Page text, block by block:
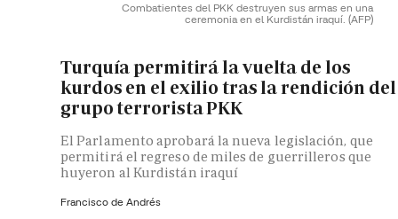
Combatientes del PKK destruyen sus armas en una
ceremonia en el Kurdistán iraquí. (AFP)
Turquía permitirá la vuelta de los
kurdos en el exilio tras la rendición del
grupo terrorista PKK
El Parlamento aprobará la nueva legislación, que
permitirá el regreso de miles de guerrilleros que
huyeron al Kurdistán iraquí
Francisco de Andrés